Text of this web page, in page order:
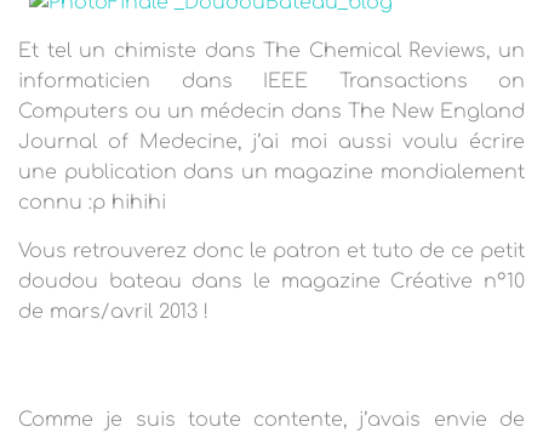
Et tel un chimiste dans The Chemical Reviews, un
informaticien dans IEEE Transactions on
Computers ou un médecin dans The New England
Journal of Medecine, j’ai moi aussi voulu écrire
une publication dans un magazine mondialement
connu :p hihihi
Vous retrouverez donc le patron et tuto de ce petit
doudou bateau dans le magazine Créative n°10
de mars/avril 2013 !
Comme je suis toute contente, j’avais envie de